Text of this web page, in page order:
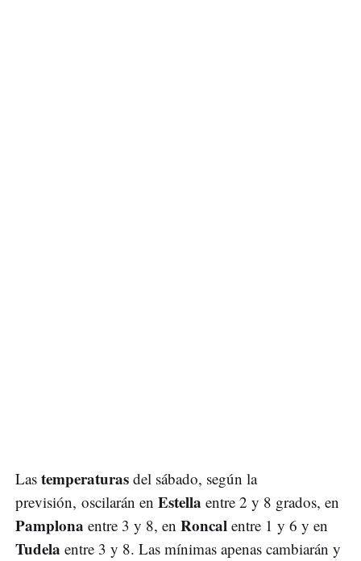
Las temperaturas del sábado, según la
previsión, oscilarán en Estella entre 2 y 8 grados, en
Pamplona entre 3 y 8, en Roncal entre 1 y 6 y en
Tudela entre 3 y 8. Las mínimas apenas cambiarán y